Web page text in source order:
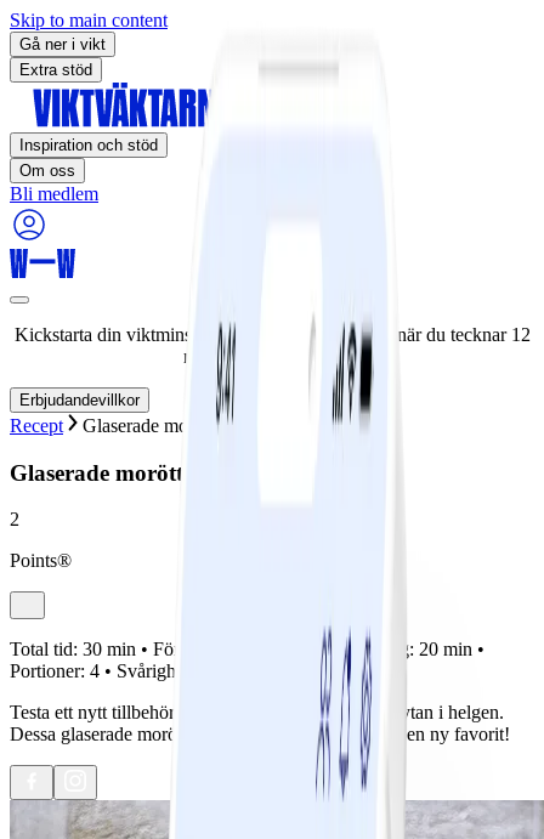
Skip to main content
Gå ner i vikt
Extra stöd
Inspiration och stöd
Om oss
Bli medlem
Kickstarta din viktminskningsresa nu! Spara 50% när du tecknar 12
månaders medlemskap.
Erbjudandevillkor
Recept Glaserade morötter
Glaserade morötter
2
Points®
Total tid: 30 min • Förberedelse: 10 min • Tillagning: 20 min •
Portioner: 4 • Svårighetsgrad:
Testa ett nytt tillbehör till söndagssteken eller fiskgrytan i helgen.
Dessa glaserade morötter kommer ganska säkert bli en ny favorit!